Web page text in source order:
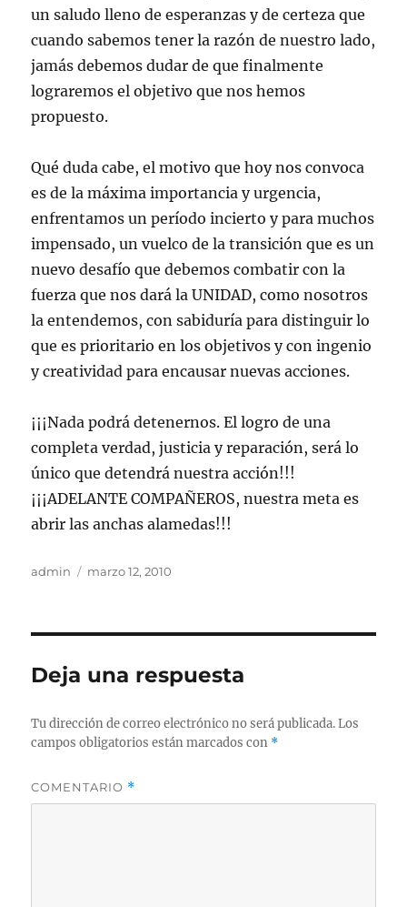
un saludo lleno de esperanzas y de certeza que
cuando sabemos tener la razón de nuestro lado,
jamás debemos dudar de que finalmente
lograremos el objetivo que nos hemos
propuesto.
Qué duda cabe, el motivo que hoy nos convoca
es de la máxima importancia y urgencia,
enfrentamos un período incierto y para muchos
impensado, un vuelco de la transición que es un
nuevo desafío que debemos combatir con la
fuerza que nos dará la UNIDAD, como nosotros
la entendemos, con sabiduría para distinguir lo
que es prioritario en los objetivos y con ingenio
y creatividad para encausar nuevas acciones.
¡¡¡Nada podrá detenernos. El logro de una
completa verdad, justicia y reparación, será lo
único que detendrá nuestra acción!!!
¡¡¡ADELANTE COMPAÑEROS, nuestra meta es
abrir las anchas alamedas!!!
Autor
admin
Publicado
marzo 12, 2010
Deja una respuesta
Tu dirección de correo electrónico no será publicada. Los
campos obligatorios están marcados con *
COMENTARIO *